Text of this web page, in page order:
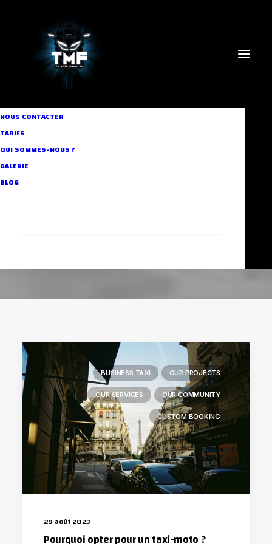
NOUS CONTACTER
TARIFS
QUI SOMMES-NOUS ?
GALERIE
BLOG
BUSINESS TAXI OUR PROJECTS
OUR SERVICES OUR COMMUNITY
CUSTOM BOOKING
29 août 2023
Pourquoi opter pour un taxi-moto ?